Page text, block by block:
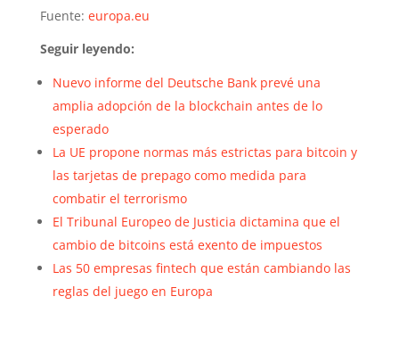
Fuente: europa.eu
Seguir leyendo:
Nuevo informe del Deutsche Bank prevé una
amplia adopción de la blockchain antes de lo
esperado
La UE propone normas más estrictas para bitcoin y
las tarjetas de prepago como medida para
combatir el terrorismo
El Tribunal Europeo de Justicia dictamina que el
cambio de bitcoins está exento de impuestos
Las 50 empresas fintech que están cambiando las
reglas del juego en Europa